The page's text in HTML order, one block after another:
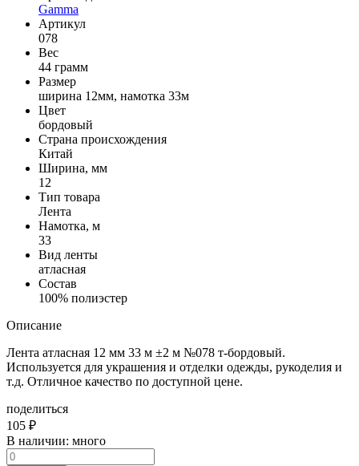
Gamma
Артикул
078
Вес
44 грамм
Размер
ширина 12мм, намотка 33м
Цвет
бордовый
Страна происхождения
Китай
Ширина, мм
12
Тип товара
Лента
Намотка, м
33
Вид ленты
атласная
Состав
100% полиэстер
Описание
Лента атласная 12 мм 33 м ±2 м №078 т-бордовый.
Используется для украшения и отделки одежды, рукоделия и
т.д. Отличное качество по доступной цене.
поделиться
105 ₽
В наличии: много